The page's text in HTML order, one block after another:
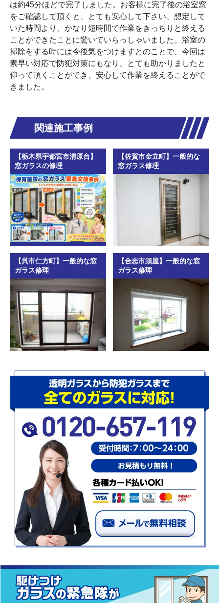
は約45分ほどで完了しました。お客様に完了後の浴室窓
をご確認して頂くと、とても安心して下さい、想定して
いた時間より、かなり短時間で作業をきっちりと終える
ことができたことに驚いていらっしゃいました。浴室の
掃除をする時には今後気をつけますとのことで、今回は
素早い対応で防犯対策にもなり、とても助かりましたと
仰って頂くことができ、安心して作業を終えることがで
きました。
関連施工事例
【栃木県宇都宮市清原台】
窓ガラスの修理
【佐賀市金立町】一般的な
窓ガラス修理
【呉市仁方町】一般的な窓
ガラス修理
【合志市須屋】一般的な窓
ガラス修理